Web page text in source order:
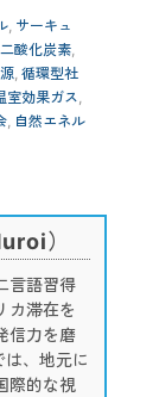
サーキュ
二酸化炭素
循環型社
室効果ガス
自然エネル
）
言語習得
カ滞在を
信力を磨
、地元に
際的な視